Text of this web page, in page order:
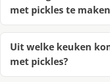
met pickles te
Uit welke keuken
met pickles?